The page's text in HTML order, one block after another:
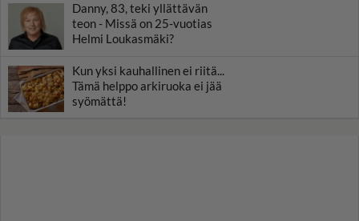
Danny, 83, teki yllättävän
teon - Missä on 25-vuotias
Helmi Loukasmäki?
Kun yksi kauhallinen ei riitä...
Tämä helppo arkiruoka ei jää
syömättä!